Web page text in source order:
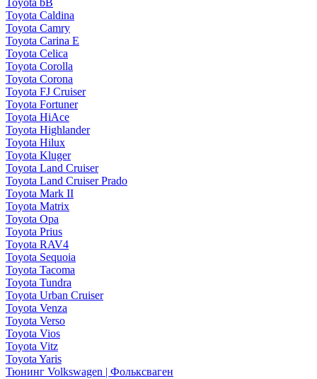
Toyota bB
Toyota Caldina
Toyota Camry
Toyota Carina E
Toyota Celica
Toyota Corolla
Toyota Corona
Toyota FJ Cruiser
Toyota Fortuner
Toyota HiAce
Toyota Highlander
Toyota Hilux
Toyota Kluger
Toyota Land Cruiser
Toyota Land Cruiser Prado
Toyota Mark II
Toyota Matrix
Toyota Opa
Toyota Prius
Toyota RAV4
Toyota Sequoia
Toyota Tacoma
Toyota Tundra
Toyota Urban Cruiser
Toyota Venza
Toyota Verso
Toyota Vios
Toyota Vitz
Toyota Yaris
Тюнинг Volkswagen | Фольксваген